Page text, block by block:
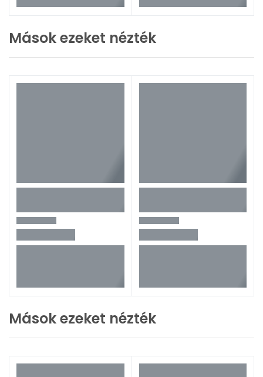
Mások ezeket nézték
Mások ezeket nézték